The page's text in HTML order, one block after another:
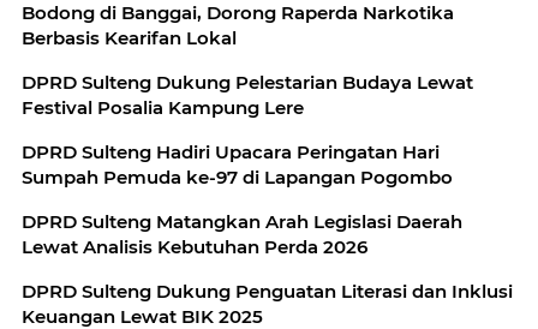
Bodong di Banggai, Dorong Raperda Narkotika
Berbasis Kearifan Lokal
DPRD Sulteng Dukung Pelestarian Budaya Lewat
Festival Posalia Kampung Lere
DPRD Sulteng Hadiri Upacara Peringatan Hari
Sumpah Pemuda ke-97 di Lapangan Pogombo
DPRD Sulteng Matangkan Arah Legislasi Daerah
Lewat Analisis Kebutuhan Perda 2026
DPRD Sulteng Dukung Penguatan Literasi dan Inklusi
Keuangan Lewat BIK 2025